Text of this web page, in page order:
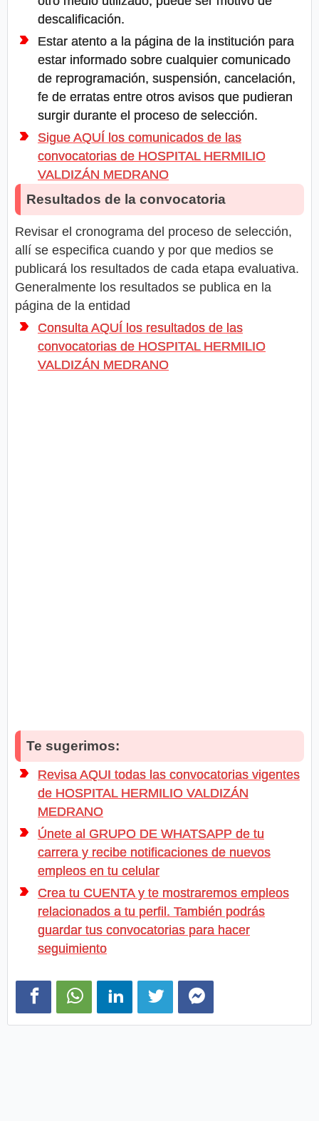
descalificación.
Estar atento a la página de la institución para
estar informado sobre cualquier comunicado
de reprogramación, suspensión, cancelación,
fe de erratas entre otros avisos que pudieran
surgir durante el proceso de selección.
Sigue AQUÍ los comunicados de las
convocatorias de HOSPITAL HERMILIO
VALDIZÁN MEDRANO
Resultados de la convocatoria
Revisar el cronograma del proceso de selección,
allí se especifica cuando y por que medios se
publicará los resultados de cada etapa evaluativa.
Generalmente los resultados se publica en la
página de la entidad
Consulta AQUÍ los resultados de las
convocatorias de HOSPITAL HERMILIO
VALDIZÁN MEDRANO
Te sugerimos:
Revisa AQUI todas las convocatorias vigentes
de HOSPITAL HERMILIO VALDIZÁN
MEDRANO
Únete al GRUPO DE WHATSAPP de tu
carrera y recibe notificaciones de nuevos
empleos en tu celular
Crea tu CUENTA y te mostraremos empleos
relacionados a tu perfil. También podrás
guardar tus convocatorias para hacer
seguimiento